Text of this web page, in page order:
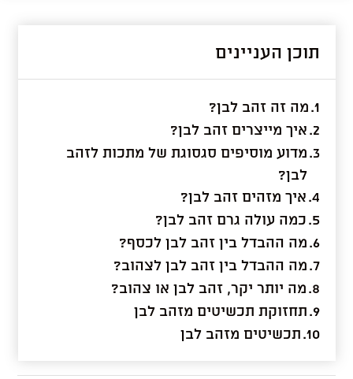
תוכן העניינים
מה זה זהב לבן?
איך מייצרים זהב לבן?
מדוע מוסיפים סגסוגת של מתכות לזהב
לבן?
איך מזהים זהב לבן?
כמה עולה גרם זהב לבן?
מה ההבדל בין זהב לבן לכסף?
מה ההבדל בין זהב לבן לצהוב?
מה יותר יקר, זהב לבן או צהוב?
תחזוקת תכשיטים מזהב לבן
תכשיטים מזהב לבן